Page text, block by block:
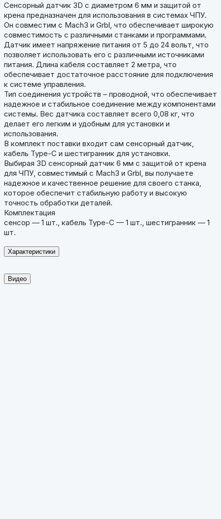
Сенсорный датчик 3D с диаметром 6 мм и защитой от
крена предназначен для использования в системах ЧПУ.
Он совместим с Mach3 и Grbl, что обеспечивает широкую
совместимость с различными станками и программами.
Датчик имеет напряжение питания от 5 до 24 вольт, что
позволяет использовать его с различными источниками
питания. Длина кабеля составляет 2 метра, что
обеспечивает достаточное расстояние для подключения
к системе управления.
Тип соединения устройств – проводной, что обеспечивает
надежное и стабильное соединение между компонентами
системы. Вес датчика составляет всего 0,08 кг, что
делает его легким и удобным для установки и
использования.
В комплект поставки входит сам сенсорный датчик,
кабель Type-C и шестигранник для установки.
Выбирая 3D сенсорный датчик 6 мм с защитой от крена
для ЧПУ, совместимый с Mach3 и Grbl, вы получаете
надежное и качественное решение для своего станка,
которое обеспечит стабильную работу и высокую
точность обработки деталей.
Комплектация
сенсор — 1 шт., кабель Type-C — 1 шт., шестигранник — 1
шт.
Характеристики
Видео